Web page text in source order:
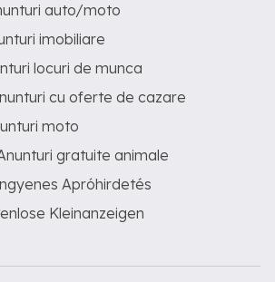
auto/moto
imobiliare
locuri de munca
cu oferte de cazare
moto
gratuite animale
Apróhirdetés
Kleinanzeigen